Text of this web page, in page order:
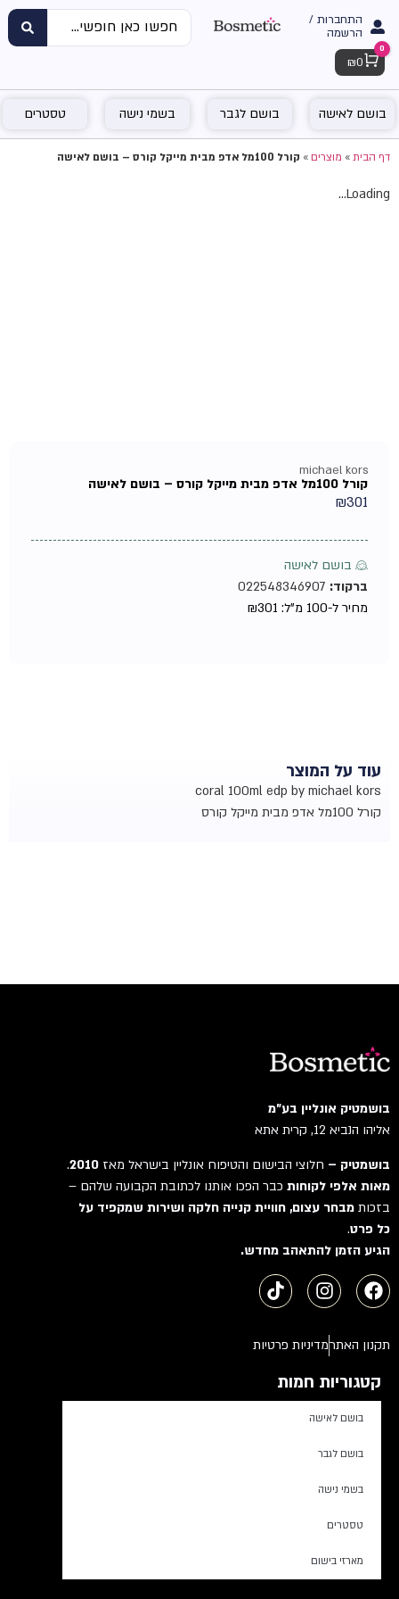
התחברות /
הרשמה
Cart
0
₪ 0
בושם לאישה בושם לגבר בשמי נישה טסטרים
דף הבית»מוצרים»קורל 100מל אדפ מבית מייקל קורס – בושם לאישה
Loading...
michael kors
קורל 100מל אדפ מבית מייקל קורס – בושם לאישה
₪301
♀ בושם לאישה
ברקוד:022548346907
מחיר ל-100 מ"ל:
₪301
עוד על המוצר
coral 100ml edp by michael kors
קורל 100מל אדפ מבית מייקל קורס
בושמטיק אונליין בע"מ
אליהו הנביא 12, קרית אתא
בושמטיק –חלוצי הבישום והטיפוח אונליין בישראל מאז2010
.
מאות אלפי לקוחותכבר הפכו אותנו לכתובת הקבועה שלהם –
בזכותמבחר עצום, חוויית קנייה חלקה ושירות שמקפיד על
כל פרט.
הגיע הזמן להתאהב מחדש.
תקנון האתרמדיניות פרטיות
קטגוריות חמות
בושם לאישה
בושם לגבר
בשמי נישה
טסטרים
מארזי בישום